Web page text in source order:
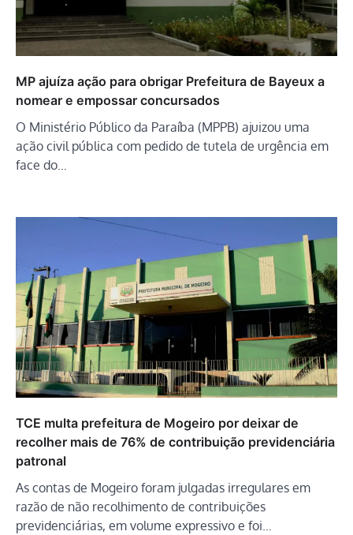
MP ajuíza ação para obrigar Prefeitura de Bayeux a
nomear e empossar concursados
O Ministério Público da Paraíba (MPPB) ajuizou uma
ação civil pública com pedido de tutela de urgência em
face do…
TCE multa prefeitura de Mogeiro por deixar de
recolher mais de 76% de contribuição previdenciária
patronal
As contas de Mogeiro foram julgadas irregulares em
razão de não recolhimento de contribuições
previdenciárias, em volume expressivo e foi…